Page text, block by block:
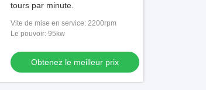
tours par minute.
Vite de mise en service: 2200rpm
Le pouvoir: 95kw
Obtenez le meilleur prix